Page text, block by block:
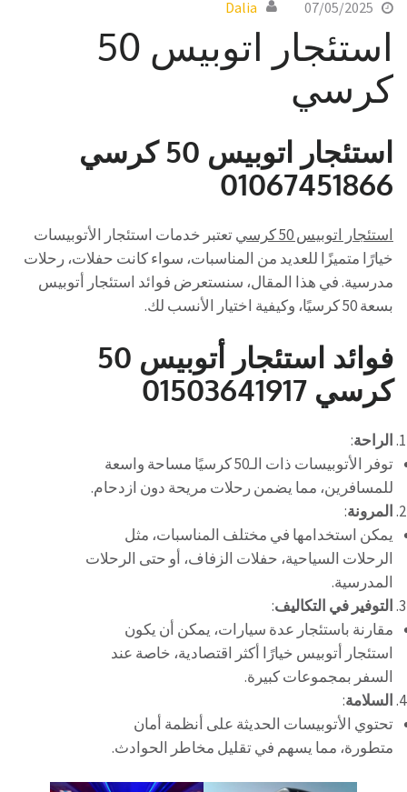
07/05/2025
Dalia
استئجار اتوبيس 50
كرسي
استئجار اتوبيس 50 كرسي
01067451866
استئجار اتوبيس 50 كرسي
تعتبر خدمات استئجار الأتوبيسات
خيارًا متميزًا للعديد من المناسبات، سواء كانت حفلات، رحلات
مدرسية. في هذا المقال، سنستعرض فوائد استئجار أتوبيس
بسعة 50 كرسيًا، وكيفية اختيار الأنسب لك.
فوائد استئجار أتوبيس 50
كرسي 01503641917
الراحة:
توفر الأتوبيسات ذات الـ50 كرسيًا مساحة واسعة
للمسافرين، مما يضمن رحلات مريحة دون ازدحام.
المرونة:
يمكن استخدامها في مختلف المناسبات، مثل
الرحلات السياحية، حفلات الزفاف، أو حتى الرحلات
المدرسية.
التوفير في التكاليف:
مقارنة باستئجار عدة سيارات، يمكن أن يكون
استئجار أتوبيس خيارًا أكثر اقتصادية، خاصة عند
السفر بمجموعات كبيرة.
السلامة:
تحتوي الأتوبيسات الحديثة على أنظمة أمان
متطورة، مما يسهم في تقليل مخاطر الحوادث.